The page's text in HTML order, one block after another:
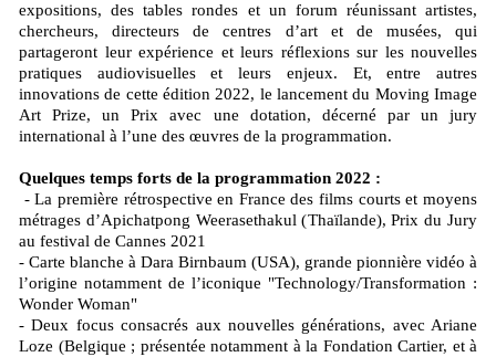
expositions, des tables rondes et un forum réunissant artistes,
chercheurs, directeurs de centres d’art et de musées, qui
partageront leur expérience et leurs réflexions sur les nouvelles
pratiques audiovisuelles et leurs enjeux. Et, entre autres
innovations de cette édition 2022, le lancement du Moving Image
Art Prize, un Prix avec une dotation, décerné par un jury
international à l’une des œuvres de la programmation.
Quelques temps forts de la programmation 2022 :
- La première rétrospective en France des films courts et moyens
métrages d’Apichatpong Weerasethakul (Thaïlande), Prix du Jury
au festival de Cannes 2021
- Carte blanche à Dara Birnbaum (USA), grande pionnière vidéo à
l’origine notamment de l’iconique "Technology/Transformation :
Wonder Woman"
- Deux focus consacrés aux nouvelles générations, avec Ariane
Loze (Belgique ; présentée notamment à la Fondation Cartier, et à